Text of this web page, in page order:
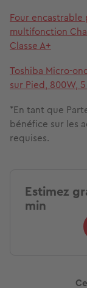
Four encastrable
multifonction
Classe A+
Toshiba Micro-
sur Pied, 800W,
*En tant que
bénéfice sur les
requises.
Estimez
min